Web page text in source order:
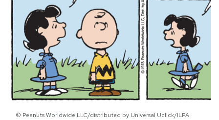
Tecnologia
Internet
Scienza
Cultura
Economia
Sport
Storie/Idee
Ok Boomer!
Media
Europa
Altrecose
Mondiali calcio 2026
© Peanuts Worldwide LLC/distributed by Universal Uclick/ILPA